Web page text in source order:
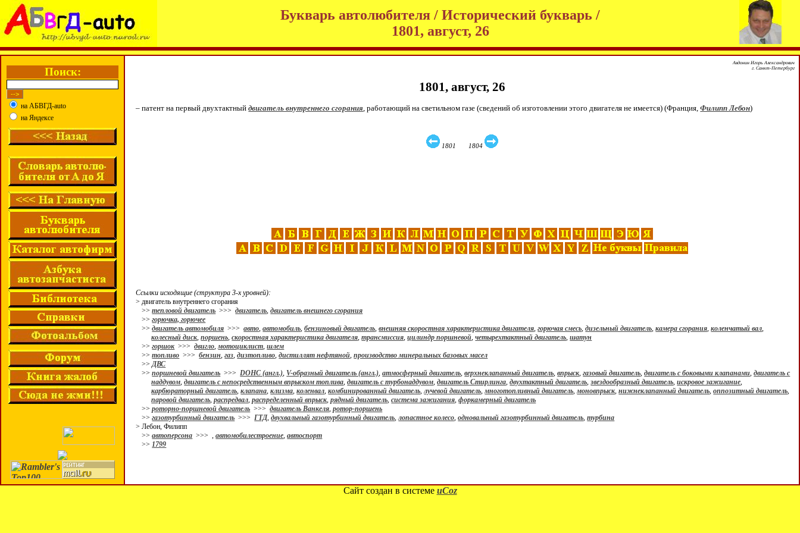
Букварь автолюбителя / Исторический букварь /
1801, август, 26
Поиск:
на АБВГД-auto
на Яндексе
Авдонин Игорь Александрович
г. Санкт-Петербург
1801, август, 26
– патент на первый двухтактныйдвигатель внутреннего сгорания, работающий на светильном газе (сведений об изготовлении этого двигателя не имеется) (Франция,Филипп Лебон)
1801 1804
Ссылки исходящие (структура 3-х уровней):
> двигатель внутреннего сгорания
>>тепловой двигатель >>>двигатель,двигатель внешнего сгорания
>>горючка, горючее
>>двигатель автомобиля >>>авто,автомобиль,бензиновый двигатель,внешняя скоростная характеристика двигателя,горючая смесь,дизельный двигатель,камера сгорания,коленчатый вал,
колесный диск,поршень,скоростная характеристика двигателя,трансмиссия,цилиндр поршневой,четырехтактный двигатель,шатун
>>горшок >>>двигло,мотоциклист,шлем
>>топливо >>>бензин,газ,дизтопливо,дистиллят нефтяной,производство минеральных базовых масел
>>ДВС
>>поршневой двигатель >>>DOHC (англ.),V-образный двигатель (англ.),атмосферный двигатель,верхнеклапанный двигатель,впрыск,газовый двигатель,двигатель с боковыми клапанами,двигатель с
наддувом,двигатель с непосредственным впрыском топлива,двигатель с турбонаддувом,двигатель Стирлинга,двухтактный двигатель,звездообразный двигатель,искровое зажигание,
карбюраторный двигатель,клапана,клизма,коленвал,комбинированный двигатель,лучевой двигатель,многотопливный двигатель,моновпрыск,нижнеклапанный двигатель,оппозитный двигатель,
паровой двигатель,распредвал,распределенный впрыск,рядный двигатель,система зажигания,форкамерный двигатель
>>роторно-поршневой двигатель >>>двигатель Ванкеля,ротор-поршень
>>газотурбинный двигатель >>>ГТД,двухвальный газотурбинный двигатель,лопастное колесо,одновальный газотурбинный двигатель,турбина
> Лебон, Филипп
>>автоперсона >>>,автомобилестроение,автоспорт
>>1799
Сайт создан в системе uCoz